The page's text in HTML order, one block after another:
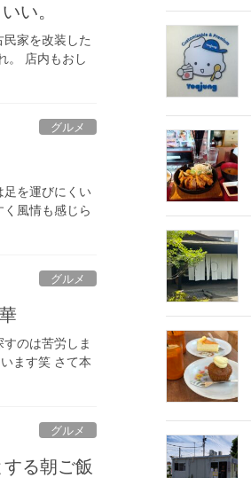
い。
家を改装した
。 店内もおし
グルメ
足を運びにくい
風情も感じら
グルメ
のは苦労しま
ます笑 さて本
グルメ
る朝ご飯